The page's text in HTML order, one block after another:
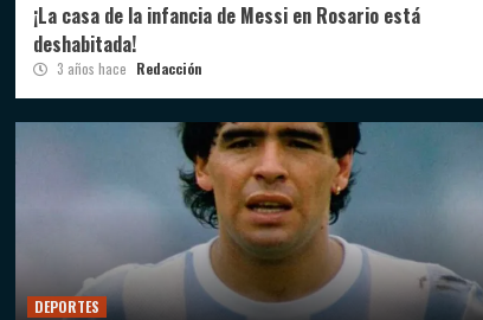
¡La casa de la infancia de Messi en Rosario está
deshabitada!
3 años hace Redacción
DEPORTES